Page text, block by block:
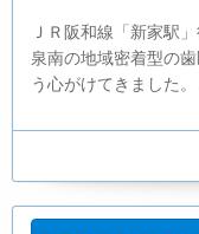
ＪＲ阪和線「新家駅
泉南の地域密着型の
う心がけてきました